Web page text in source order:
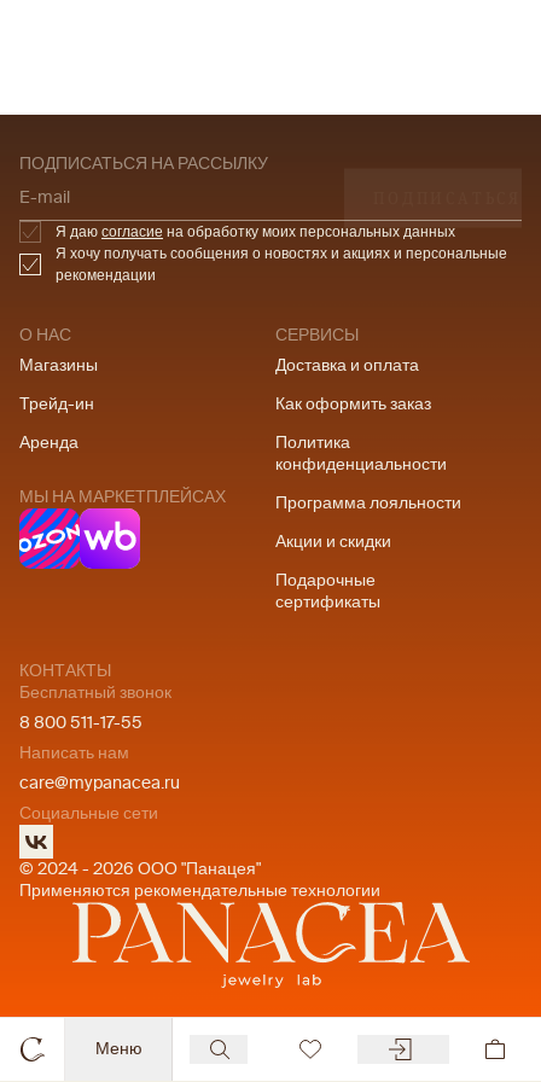
Меню
О НАС
Магазины
Трейд-ин
Аренда
МЫ НА МАРКЕТПЛЕЙСАХ
СЕРВИСЫ
Доставка и оплата
Как оформить заказ
Политика
конфиденциальности
Программа лояльности
Акции и скидки
Подарочные
сертификаты
КОНТАКТЫ
Бесплатный звонок
8 800 511-17-55
Написать нам
care@mypanacea.ru
Социальные сети
© 2024 - 2026 ООО "Панацея"
Применяются рекомендательные технологии
ПОДПИСАТЬСЯ НА РАССЫЛКУ
E-mail
Я даю согласие на обработку моих персональных данных
Я хочу получать сообщения о новостях и акциях и персональные
рекомендации